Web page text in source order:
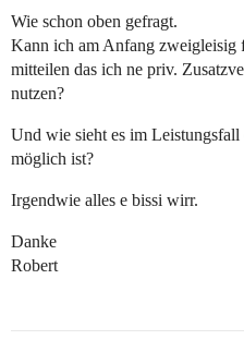
Wie schon oben gefragt.
Kann ich am Anfang
mitteilen das ich ne priv.
nutzen?
Und wie sieht es im
möglich ist?
Irgendwie alles e bissi wirr.
Danke
Robert